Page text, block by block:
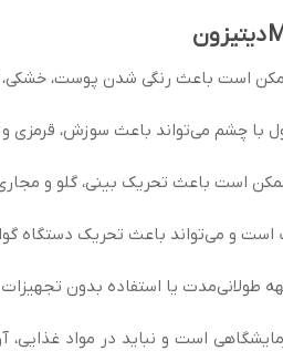
است باعث رنگی شدن پوست، خشکی،
با چشم می‌تواند باعث سوزش،
است باعث تحریک بینی، گلو و
است و می‌تواند باعث تحریک دستگاه
طولانی‌مدت یا استفاده بدون
است و نباید در مواد غذایی،